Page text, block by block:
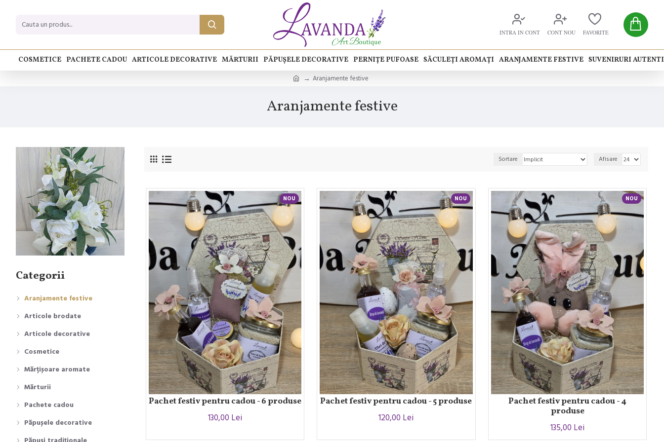
INTRA IN CONT CONT NOU FAVORITE
COSMETICE PACHETE CADOU ARTICOLE DECORATIVE MĂRTURII PĂPUȘELE DECORATIVE PERNIȚE PUFOASE SĂCULEȚI AROMAȚI ARANJAMENTE FESTIVE SUVENIRURI
Aranjamente festive
Aranjamente festive
Categorii
Aranjamente festive
Articole brodate
Articole decorative
Cosmetice
Mărțișoare aromate
Mărturii
Pachete cadou
Păpușele decorative
Sortare Afisare
NOU
Pachet festiv pentru cadou - 6 produse
130,00 Lei
NOU
Pachet festiv pentru cadou - 5 produse
120,00 Lei
NOU
Pachet festiv pentru cadou - 4
produse
135,00 Lei